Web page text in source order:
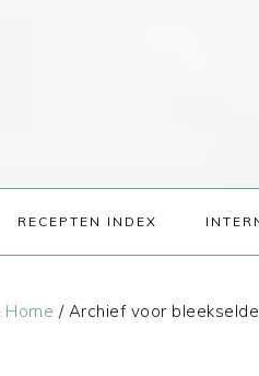
RECEPTEN INDEX
Home /Archief voor